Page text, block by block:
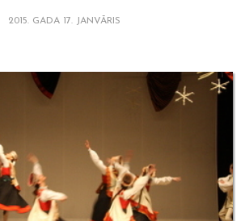
2015. GADA 17. JANVĀRIS